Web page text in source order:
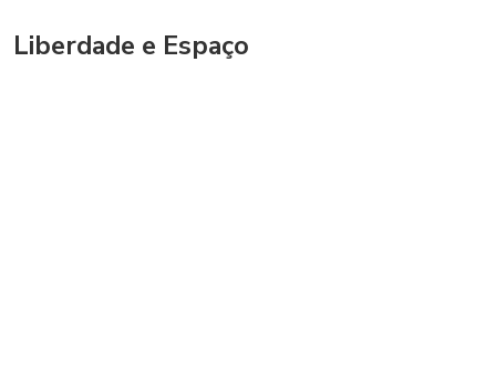
Liberdade e Espaço